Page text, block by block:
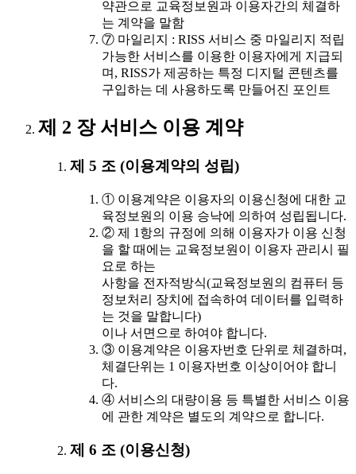
약관으로 교육정보원과 이용자간의 체결하
는 계약을 말함
⑦ 마일리지 : RISS 서비스 중 마일리지 적립
가능한 서비스를 이용한 이용자에게 지급되
며, RISS가 제공하는 특정 디지털 콘텐츠를
구입하는 데 사용하도록 만들어진 포인트
제 2 장 서비스 이용 계약
제 5 조 (이용계약의 성립)
① 이용계약은 이용자의 이용신청에 대한 교
육정보원의 이용 승낙에 의하여 성립됩니다.
② 제 1항의 규정에 의해 이용자가 이용 신청
을 할 때에는 교육정보원이 이용자 관리시 필
요로 하는
사항을 전자적방식(교육정보원의 컴퓨터 등
정보처리 장치에 접속하여 데이터를 입력하
는 것을 말합니다)
이나 서면으로 하여야 합니다.
③ 이용계약은 이용자번호 단위로 체결하며,
체결단위는 1 이용자번호 이상이어야 합니
다.
④ 서비스의 대량이용 등 특별한 서비스 이용
에 관한 계약은 별도의 계약으로 합니다.
제 6 조 (이용신청)